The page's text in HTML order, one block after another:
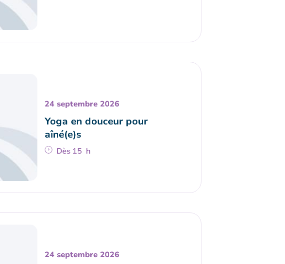
24 septembre 2026
Yoga en douceur pour
aîné(e)s
Dès 15 h
24 septembre 2026